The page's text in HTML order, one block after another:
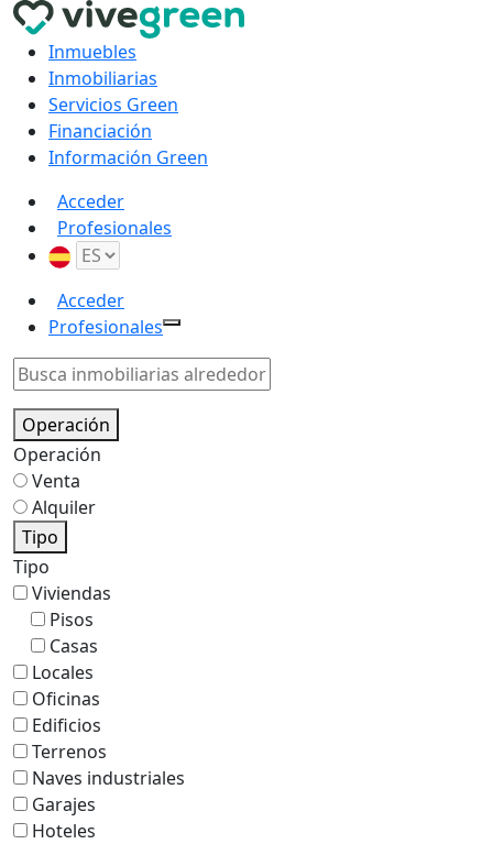
Inmuebles
Inmobiliarias
Servicios Green
Financiación
Información Green
Acceder
Profesionales
Acceder
Profesionales
Operación
Operación
Venta
Alquiler
Tipo
Tipo
Viviendas
Pisos
Casas
Locales
Oficinas
Edificios
Terrenos
Naves industriales
Garajes
Hoteles